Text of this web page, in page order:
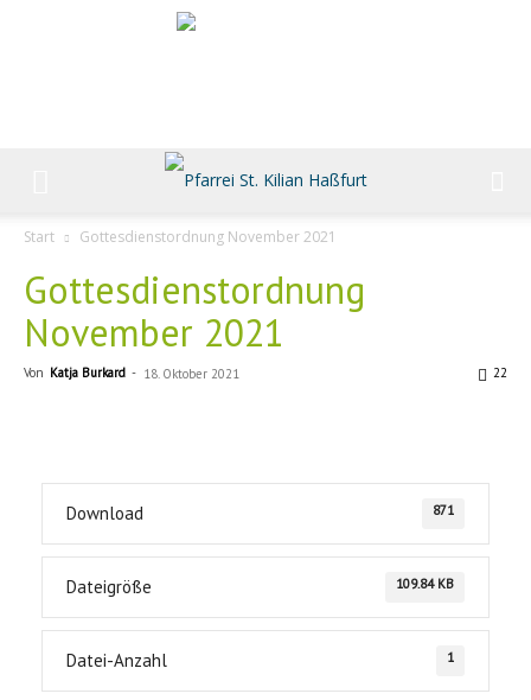
Start Gottesdienstordnung November 2021
Gottesdienstordnung
November 2021
Von Katja Burkard - 18. Oktober 2021 22
Download 871
Dateigröße 109.84 KB
Datei-Anzahl 1